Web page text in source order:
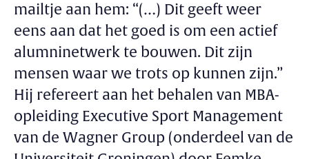
mailtje aan hem: “(…) Dit geeft weer
eens aan dat het goed is om een actief
alumninetwerk te bouwen. Dit zijn
mensen waar we trots op kunnen zijn.”
Hij refereert aan het behalen van MBA-
opleiding Executive Sport Management
van de Wagner Group (onderdeel van de